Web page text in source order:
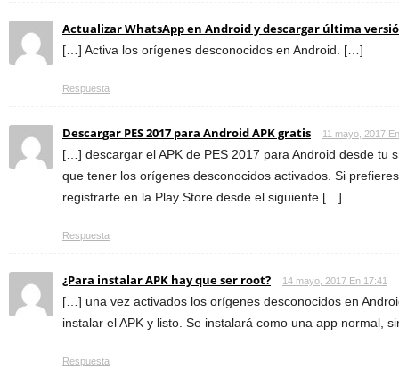
Actualizar WhatsApp en Android y descargar última
[…] Activa los orígenes desconocidos en Android. […]
Respuesta
Descargar PES 2017 para Android APK gratis 11 mayo, 2017
[…] descargar el APK de PES 2017 para Android desde tu
que tener los orígenes desconocidos activados. Si
registrarte en la Play Store desde el siguiente […]
Respuesta
¿Para instalar APK hay que ser root? 14 mayo, 2017 En 17:41
[…] una vez activados los orígenes desconocidos en
instalar el APK y listo. Se instalará como una app normal,
Respuesta